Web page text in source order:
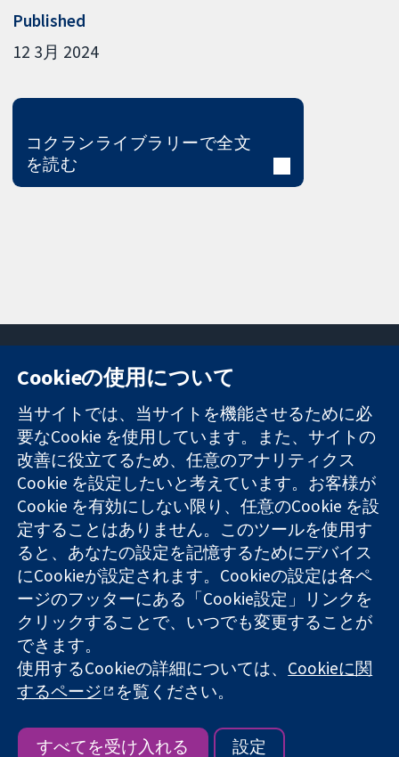
Published
12 3月 2024
コクランライブラリーで全文
を読む
信頼できるエビ
デンスと
情報に基づく意
思決定により
健康のさらなる
向上へ
11-13 Cavendish
Square
London
W1G 0AN
United Kingdom
お問い合わせ
ニュース
広報
コクランにつ
いて
採用
Cochrane
Library
コクラン・コラボレーションは、イングランド及びウェールズ
に登録された慈善団体（登録番号 1045921）および保証有限責
任会社（登録番号 03044323）です。付加価値税登録番号 GB
718 2127 49
Copyright © 2026 The Cochrane Collaboration
ウェブサイト利用規約|免責事項 個人情報|
Cookie設定
Cookieの使用について
当サイトでは、当サイトを機能させるために必
要なCookie を使用しています。また、サイトの
改善に役立てるため、任意のアナリティクス
Cookie を設定したいと考えています。お客様が
Cookie を有効にしない限り、任意のCookie を設
定することはありません。このツールを使用す
ると、あなたの設定を記憶するためにデバイス
にCookieが設定されます。Cookieの設定は各ペ
ージのフッターにある「Cookie設定」リンクを
クリックすることで、いつでも変更することが
できます。
使用するCookieの詳細については、 Cookieに関
するページ
を覧ください。
すべてを受け入れる 設定